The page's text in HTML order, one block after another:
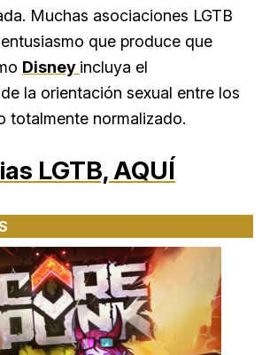
Muchas asociaciones LGTB
que produce que
Disney incluya el
la orientación sexual entre los
totalmente normalizado.
LGTB, AQUÍ